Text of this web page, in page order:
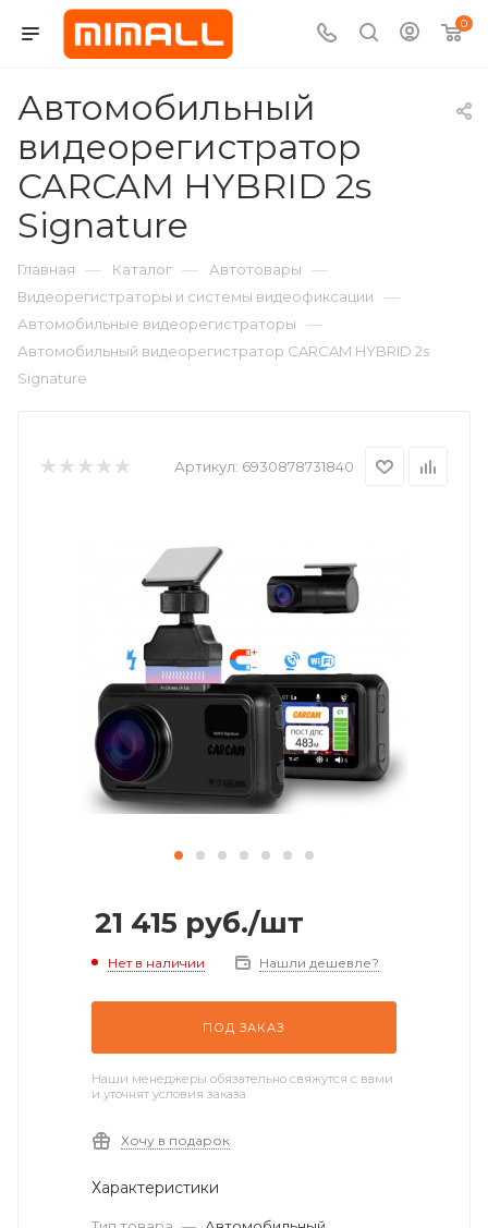
0
Автомобильный
видеорегистратор
CARCAM HYBRID 2s
Signature
Главная — Каталог — Автотовары —
Видеорегистраторы и системы видеофиксации —
Автомобильные видеорегистраторы —
Автомобильный видеорегистратор CARCAM HYBRID 2s
Signature
Артикул: 6930878731840
21 415 руб./шт
Нет в наличии Нашли дешевле?
ПОД ЗАКАЗ
Наши менеджеры обязательно свяжутся с вами
и уточнят условия заказа
Хочу в подарок
Характеристики